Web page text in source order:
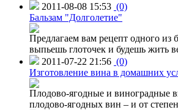
2011-08-08 15:53 (0)
Бальзам "Долголетие"
Предлагаем вам рецепт одного
выпьешь глоточек и будешь жить
2011-07-22 21:56 (0)
Изготовление вина в домашних
Плодово-ягодные и виноградные
плодово-ягодных вин – и от